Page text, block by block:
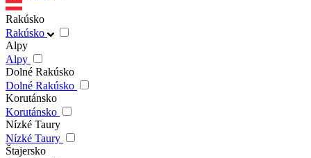
Rakúsko
Rakúsko
Alpy
Alpy
Dolné Rakúsko
Dolné Rakúsko
Korutánsko
Korutánsko
Nízké Taury
Nízké Taury
Štajersko